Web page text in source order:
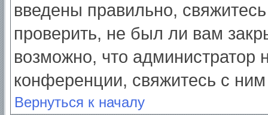
введены правильно,
проверить, не был ли вам
возможно, что администратор
конференции, свяжитесь с
Вернуться к началу